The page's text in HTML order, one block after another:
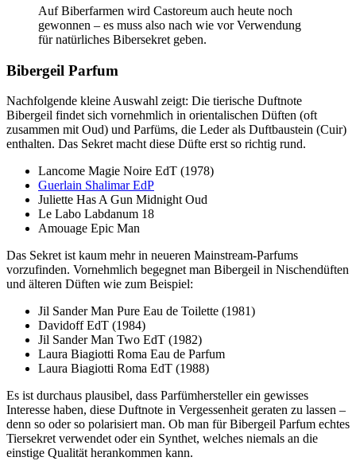
Auf Biberfarmen wird Castoreum auch heute noch
gewonnen – es muss also nach wie vor Verwendung
für natürliches Bibersekret geben.
Bibergeil Parfum
Nachfolgende kleine Auswahl zeigt: Die tierische Duftnote
Bibergeil findet sich vornehmlich in orientalischen Düften (oft
zusammen mit Oud) und Parfüms, die Leder als Duftbaustein (Cuir)
enthalten. Das Sekret macht diese Düfte erst so richtig rund.
Lancome Magie Noire EdT (1978)
Guerlain Shalimar EdP
Juliette Has A Gun Midnight Oud
Le Labo Labdanum 18
Amouage Epic Man
Das Sekret ist kaum mehr in neueren Mainstream-Parfums
vorzufinden. Vornehmlich begegnet man Bibergeil in Nischendüften
und älteren Düften wie zum Beispiel:
Jil Sander Man Pure Eau de Toilette (1981)
Davidoff EdT (1984)
Jil Sander Man Two EdT (1982)
Laura Biagiotti Roma Eau de Parfum
Laura Biagiotti Roma EdT (1988)
Es ist durchaus plausibel, dass Parfümhersteller ein gewisses
Interesse haben, diese Duftnote in Vergessenheit geraten zu lassen –
denn so oder so polarisiert man. Ob man für Bibergeil Parfum echtes
Tiersekret verwendet oder ein Synthet, welches niemals an die
einstige Qualität herankommen kann.